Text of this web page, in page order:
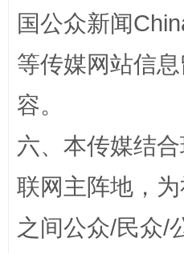
扯下公款旅游的“隐身
国公众新闻
等传媒网站信
容。
六、本传媒结
联网主阵地，
之间公众/民众/